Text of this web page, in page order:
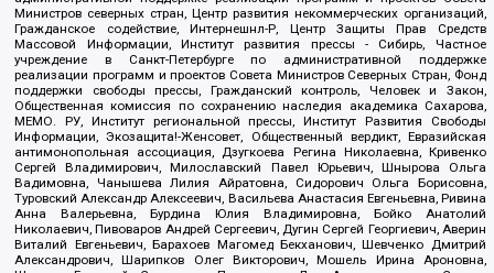
Министров северных стран, Центр развития некоммерческих организаций,
Гражданское содействие, Интернешнл-Р, Центр Защиты Прав Средств
Массовой Информации, Институт развития прессы - Сибирь, Частное
учреждение в Санкт-Петербурге по административной поддержке
реализации программ и проектов Совета Министров Северных Стран, Фонд
поддержки свободы прессы, Гражданский контроль, Человек и Закон,
Общественная комиссия по сохранению наследия академика Сахарова,
МЕМО. РУ, Институт региональной прессы, Институт Развития Свободы
Информации, Экозащита!-Женсовет, Общественный вердикт, Евразийская
антимонопольная ассоциация, Дзугкоева Регина Николаевна, Кривенко
Сергей Владимирович, Милославский Павел Юрьевич, Шнырова Ольга
Вадимовна, Чанышева Лилия Айратовна, Сидорович Ольга Борисовна,
Туровский Александр Алексеевич, Васильева Анастасия Евгеньевна, Ривина
Анна Валерьевна, Бурдина Юлия Владимировна, Бойко Анатолий
Николаевич, Пивоваров Андрей Сергеевич, Дугин Сергей Георгиевич, Аверин
Виталий Евгеньевич, Барахоев Магомед Бекханович, Шевченко Дмитрий
Александрович, Шарипков Олег Викторович, Мошель Ирина Ароновна,